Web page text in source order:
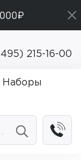
000₽
000₽
215-16-00
Наборы